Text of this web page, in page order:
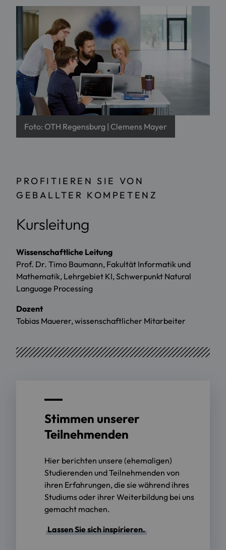
Foto: OTH Regensburg | Clemens Mayer
PROFITIEREN SIE VON
GEBALLTER KOMPETENZ
Kursleitung
Wissenschaftliche Leitung
Prof. Dr. Timo Baumann, Fakultät Informatik und
Mathematik, Lehrgebiet KI, Schwerpunkt Natural
Language Processing
Dozent
Tobias Mauerer, wissenschaftlicher Mitarbeiter
Stimmen unserer
Teilnehmenden
Hier berichten unsere (ehemaligen)
Studierenden und Teilnehmenden von
ihren Erfahrungen, die sie während ihres
Studiums oder ihrer Weiterbildung bei uns
gemacht machen.
Lassen Sie sich inspirieren.